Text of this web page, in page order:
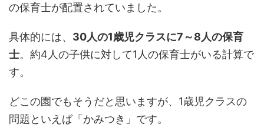
の保育士が配置されていました。
具体的には、 30人の1歳児クラスに7～8人の保育
士。約4人の子供に対して1人の保育士がいる計算で
す。
どこの園でもそうだと思いますが、1歳児クラスの
問題といえば「かみつき」です。